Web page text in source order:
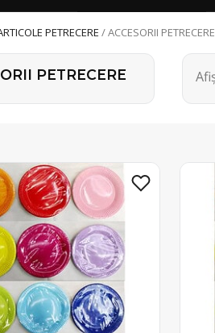
PETRECERE / ACCESORII PETRECERE
PETRECERE